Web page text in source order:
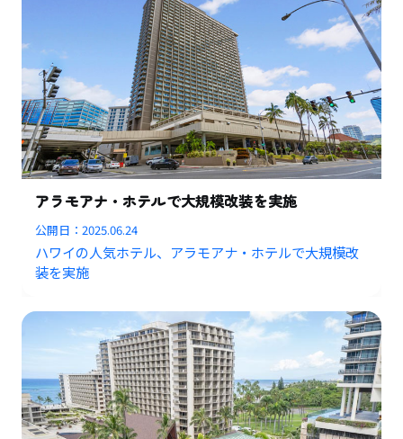
アラモアナ・ホテルで大規模改装を実施
公開日：2025.06.24
ハワイの人気ホテル、アラモアナ・ホテルで大規模改
装を実施